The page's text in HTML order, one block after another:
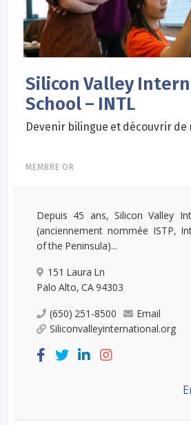
Silicon Valley
School – INTL
Devenir bilingue et découvrir de
MEMBRE OR
Depuis 45 ans, Silicon Valley
(anciennement nommée ISTP,
of the Peninsula)...
151 Laura Ln
Palo Alto, CA 94303
(650) 251-8500
Email
Siliconvalleyinternational.org